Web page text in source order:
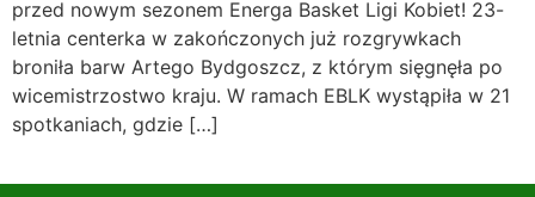
przed nowym sezonem Energa Basket Ligi Kobiet! 23-
letnia centerka w zakończonych już rozgrywkach
broniła barw Artego Bydgoszcz, z którym sięgnęła po
wicemistrzostwo kraju. W ramach EBLK wystąpiła w 21
spotkaniach, gdzie […]